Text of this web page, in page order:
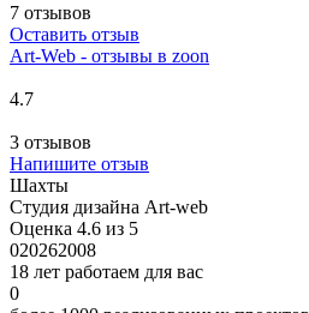
7 отзывов
Оставить отзыв
Art-Web - отзывы в zoon
4.7
3 отзывов
Напишите отзыв
Шахты
Студия дизайна Art-web
Оценка 4.6 из 5
020262008
18 лет работаем для вас
0